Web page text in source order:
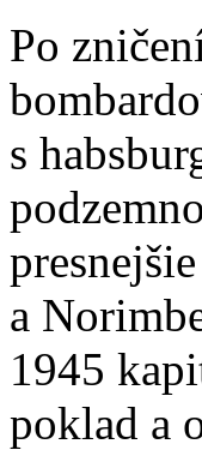
Po
s
a
1945
poklad a